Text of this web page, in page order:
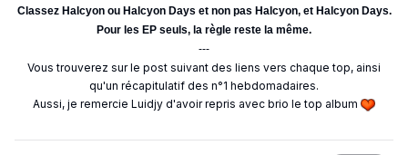
Classez Halcyon ou Halcyon Days et non pas Halcyon, et Halcyon Days.
Pour les EP seuls, la règle reste la même.
---
Vous trouverez sur le post suivant des liens vers chaque top, ainsi
qu'un récapitulatif des n°1 hebdomadaires.
Aussi, je remercie Luidjy d'avoir repris avec brio le top album